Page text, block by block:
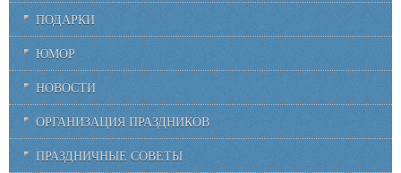
ПОДАРКИ
ЮМОР
НОВОСТИ
ОРГАНИЗАЦИЯ ПРАЗДНИКОВ
ПРАЗДНИЧНЫЕ СОВЕТЫ